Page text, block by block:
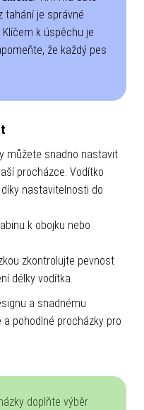
tahání je správné
k úspěchu je
že každý pes
můžete snadno nastavit
procházce. Vodítko
nastavitelnosti do
k obojku nebo
zkontrolujte pevnost
délky vodítka.
a snadnému
pohodlné procházky pro
doplňte výběr